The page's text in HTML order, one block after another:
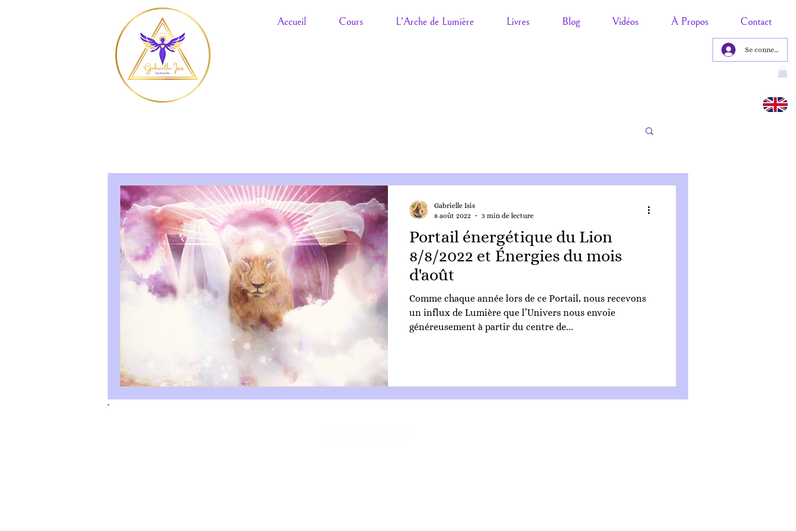
Accueil Cours L'Arche de Lumière Livres Blog Vidéos À Propos Contact
Portail énergétique du Lion
8/8/2022 et Énergies du mois
d'août
Comme chaque année lors de ce Portail, nous recevons
un influx de Lumière que l’Univers nous envoie
généreusement à partir du centre de...
Gabrielle Isis
8 août 2022
3 min de lecture
Se connecter